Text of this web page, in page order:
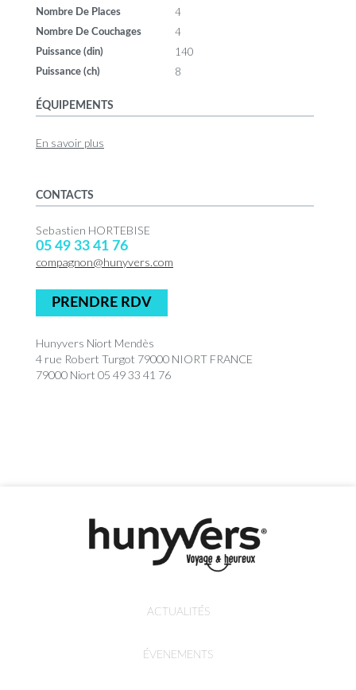
Nombre De Places 4
Nombre De Couchages 4
Puissance (din) 140
Puissance (ch) 8
ÉQUIPEMENTS
En savoir plus
CONTACTS
Sebastien HORTEBISE
05 49 33 41 76
compagnon@hunyvers.com
PRENDRE RDV
Hunyvers Niort Mendès
4 rue Robert Turgot 79000 NIORT FRANCE
79000 Niort 05 49 33 41 76
ACTUALITÉS
ÉVENEMENTS